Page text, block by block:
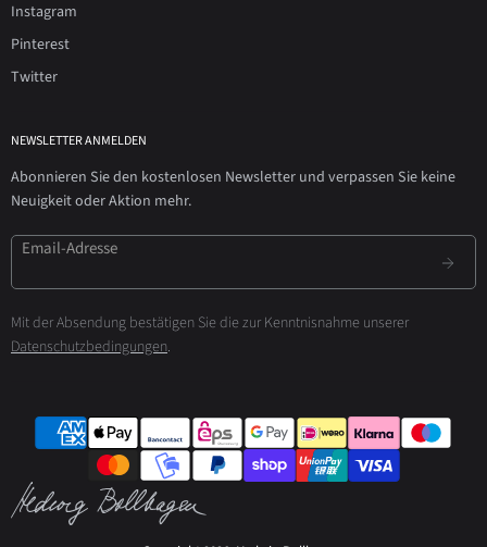
Instagram
Pinterest
Twitter
NEWSLETTER ANMELDEN
Abonnieren Sie den kostenlosen Newsletter und verpassen Sie keine
Neuigkeit oder Aktion mehr.
Email-Adresse
Mit der Absendung bestätigen Sie die zur Kenntnisnahme unserer
Datenschutzbedingungen.